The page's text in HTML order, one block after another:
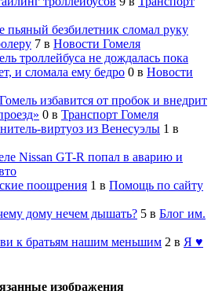
пьяный безбилетник сломал руку
7 в Новости Гомеля
троллейбуса не дождалась пока
и сломала ему бедро 0 в Новости
избавится от пробок и внедрит
0 в Транспорт Гомеля
виртуоз из Венесуэлы 1 в
Nissan GT-R попал в аварию и
поощрения 1 в Помощь по сайту
дому нечем дышать? 5 в Блог им.
к братьям нашим меньшим 2 в Я ♥
изображения